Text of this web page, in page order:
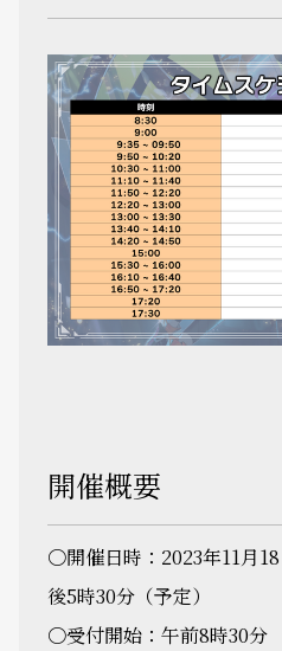
開催概要
〇開催日時：2023年11月
後5時30分（予定）
〇受付開始：午前8時30分